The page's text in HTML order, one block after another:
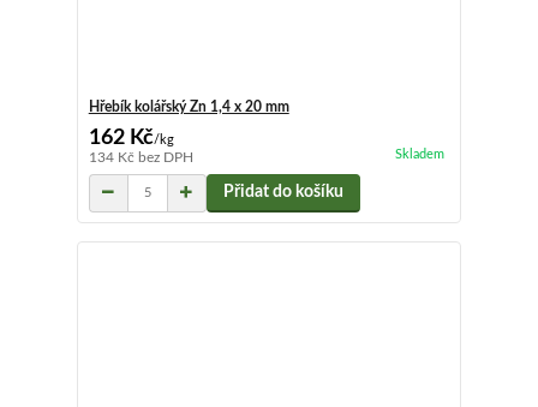
Hřebík kolářský Zn 1,4 x 20 mm
162 Kč/kg
134 Kč bez DPH Skladem
Přidat do košíku